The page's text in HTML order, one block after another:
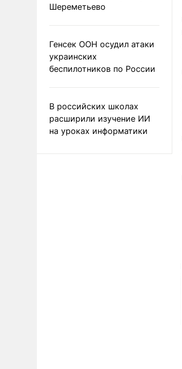
Шереметьево
Генсек ООН осудил атаки
украинских
беспилотников по России
В российских школах
расширили изучение ИИ
на уроках информатики